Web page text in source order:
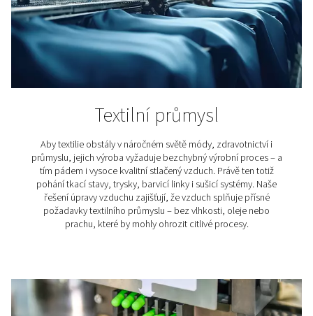
Chraňte své zařízení před vlhkostí
Vlhkost ve stlačeném vzduchu může způsobit korozi,
nadměrné opotřebení pneumatického nářadí i strojů.
častějším poruchám a nákladným odstávkám. Sušička
stlačeného vzduchu je spolehlivým řešením, jak tato
výrazně snížit – prodlužuje životnost vašeho zařízení a
jeho bezproblémový provoz.
Zajistěte nejvyšší kvalitu výstupních produktů
Ve výrobních odvětvích, jako je farmacie,
elektronika, může i nepatrné množství vlhkosti ohrozit
výsledného produktu. Například při lakování
vady povrchu, které vedou k reklamaci nebo finančním
Pokud chcete mít jistotu, že váš produkt bude vždy
Zjistěte, proč je sušení stlačeného vzduchu klíčové pro
vašich zařízení i nástrojů – a jak vám pomůže zachovat